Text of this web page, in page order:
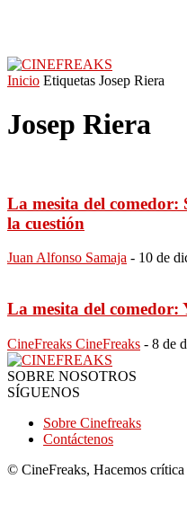
Inicio Etiquetas Josep Riera
Josep Riera
La mesita del comedor:
la cuestión
Juan Alfonso Samaja - 10 de
La mesita del
CineFreaks CineFreaks - 8 de
SOBRE NOSOTROS
SÍGUENOS
Sobre Cinefreaks
Contáctenos
© CineFreaks, Hacemos crítica